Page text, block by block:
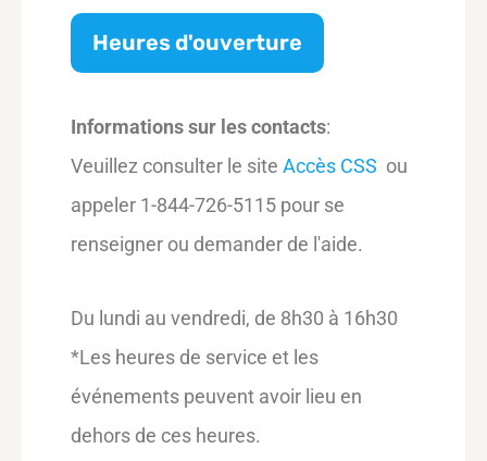
Heures d'ouverture
Informations sur les contacts:
Veuillez consulter le site Accès CSS ou
appeler 1-844-726-5115 pour se
renseigner ou demander de l'aide.
Du lundi au vendredi, de 8h30 à 16h30
*Les heures de service et les
événements peuvent avoir lieu en
dehors de ces heures.